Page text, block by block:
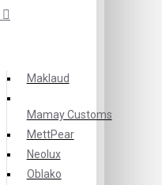
Maklaud
Mamay Customs
MettPear
Neolux
Oblako